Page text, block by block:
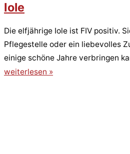
Iole
Die elfjährige Iole ist FIV positiv.
Pflegestelle oder ein liebevolles
einige schöne Jahre verbringen
weiterlesen »